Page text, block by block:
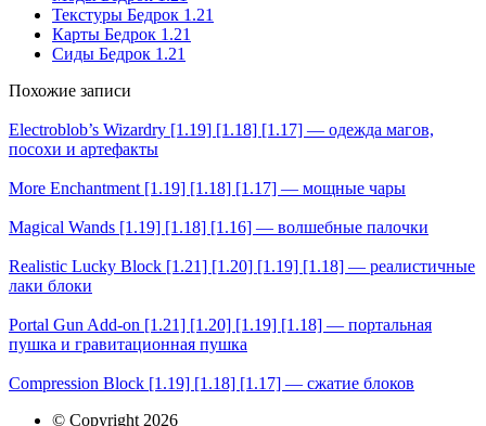
Текстуры Бедрок 1.21
Карты Бедрок 1.21
Сиды Бедрок 1.21
Похожие записи
Electroblob’s Wizardry [1.19] [1.18] [1.17] — одежда магов,
посохи и артефакты
More Enchantment [1.19] [1.18] [1.17] — мощные чары
Magical Wands [1.19] [1.18] [1.16] — волшебные палочки
Realistic Lucky Block [1.21] [1.20] [1.19] [1.18] — реалистичные
лаки блоки
Portal Gun Add-on [1.21] [1.20] [1.19] [1.18] — портальная
пушка и гравитационная пушка
Compression Block [1.19] [1.18] [1.17] — сжатие блоков
© Copyright 2026